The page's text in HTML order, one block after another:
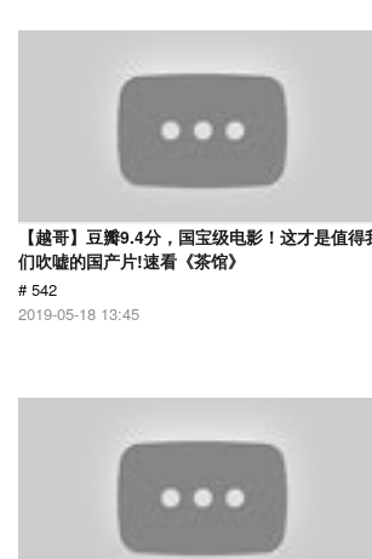
【越哥】豆瓣9.4分，国宝级电影！这才是值得
们吹嘘的国产片!速看《茶馆》
# 542
2019-05-18 13:45